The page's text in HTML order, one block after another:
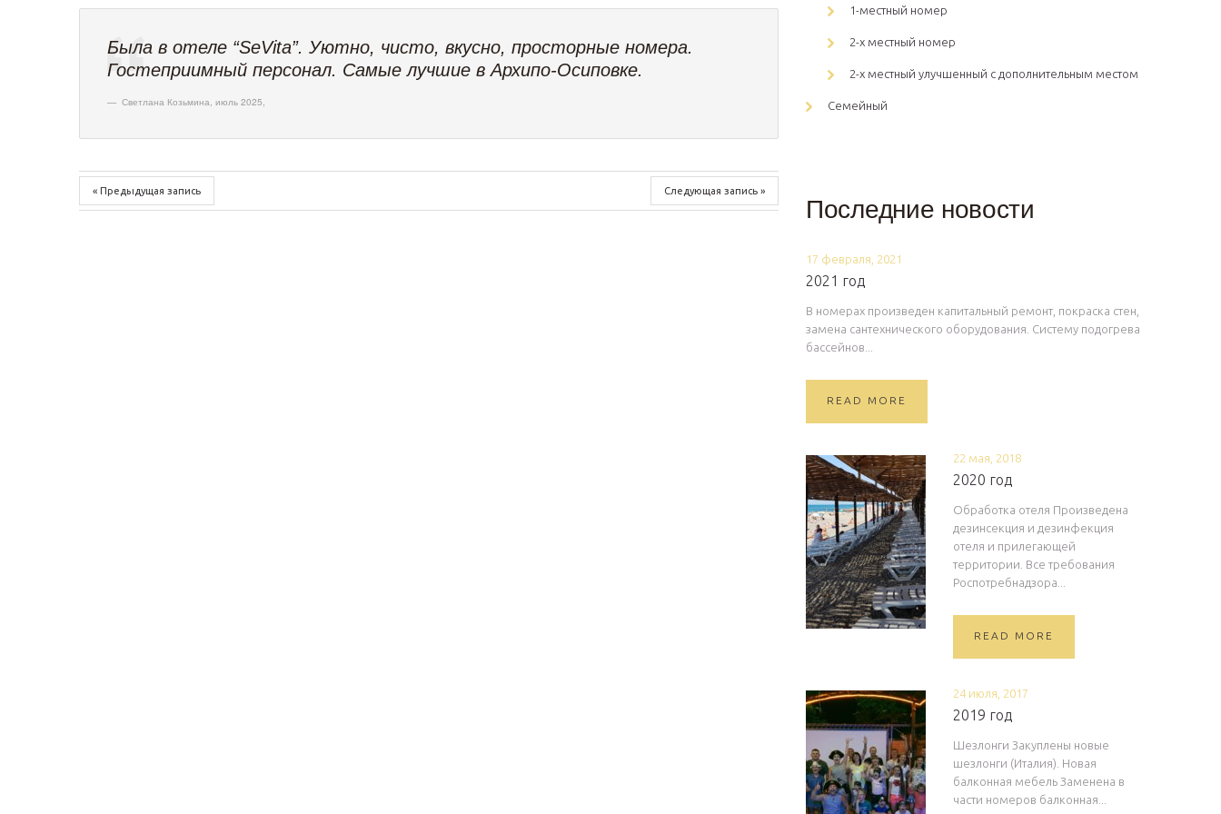
Была в отеле “SeVita”. Уютно, чисто, вкусно, просторные номера.
Гостеприимный персонал. Самые лучшие в Архипо-Осиповке.
Светлана Козьмина, июль 2025,
« Предыдущая запись Следующая запись »
1-местный номер
2-х местный номер
2-х местный улучшенный с дополнительным местом
Семейный
Последние новости
17 февраля, 2021
2021 год
В номерах произведен капитальный ремонт, покраска стен,
замена сантехнического оборудования. Систему подогрева
бассейнов...
READ MORE
22 мая, 2018
2020 год
Обработка отеля Произведена
дезинсекция и дезинфекция
отеля и прилегающей
территории. Все требования
Роспотребнадзора...
READ MORE
24 июля, 2017
2019 год
Шезлонги Закуплены новые
шезлонги (Италия). Новая
балконная мебель Заменена в
части номеров балконная...